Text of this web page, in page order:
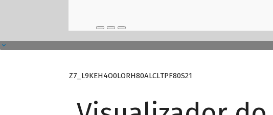
Z7_L9KEH4O0LORH80ALCLTPF80S21